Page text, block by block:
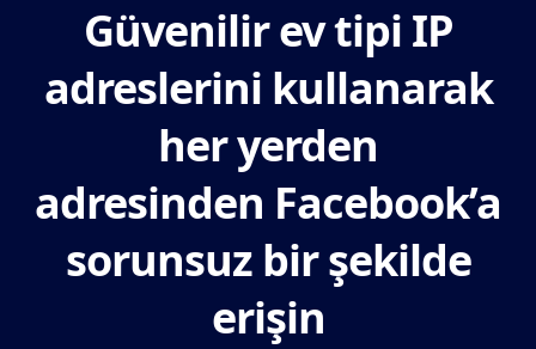
Güvenilir ev tipi IP
adreslerini kullanarak
her yerden
adresinden Facebook’a
sorunsuz bir şekilde
erişin